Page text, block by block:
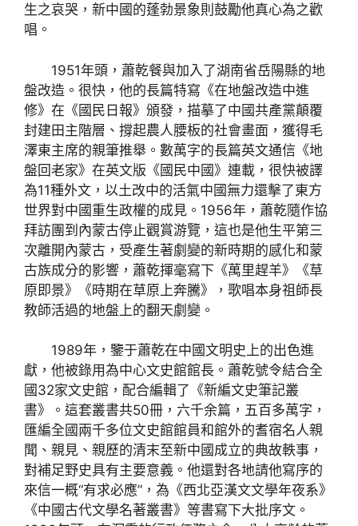
生之哀哭，新中國的蓬勃景象則鼓勵他真心為之歡
唱。
1951年頭，蕭乾餐與加入了湖南省岳陽縣的地
盤改造。很快，他的長篇特寫《在地盤改造中進
修》在《國民日報》頒發，描摹了中國共產黨顛覆
封建田主階層、撐起農人腰板的社會畫面，獲得毛
澤東主席的親筆推舉。數萬字的長篇英文通信《地
盤回老家》在英文版《國民中國》連載，很快被譯
為11種外文，以土改中的活氣中國無力還擊了東方
世界對中國重生政權的成見。1956年，蕭乾隨作協
拜訪團到內蒙古停止觀賞游覽，這也是他生平第三
次離開內蒙古，受產生著劇變的新時期的感化和蒙
古族成分的影響，蕭乾揮毫寫下《萬里趕羊》《草
原即景》《時期在草原上奔騰》，歌唱本身祖師長
教師活過的地盤上的翻天劇變。
1989年，鑒于蕭乾在中國文明史上的出色進
獻，他被錄用為中心文史館館長。蕭乾號令結合全
國32家文史館，配合編輯了《新編文史筆記叢
書》。這套叢書共50冊，六千余篇，五百多萬字，
匯編全國兩千多位文史館館員和館外的耆宿名人親
聞、親見、親歷的清末至新中國成立的典故軼事，
對補足野史具有主要意義。他還對各地請他寫序的
來信一概“有求必應”，為《西北亞漢文文學年夜系》
《中國古代文學名著叢書》等書寫下大批序文。